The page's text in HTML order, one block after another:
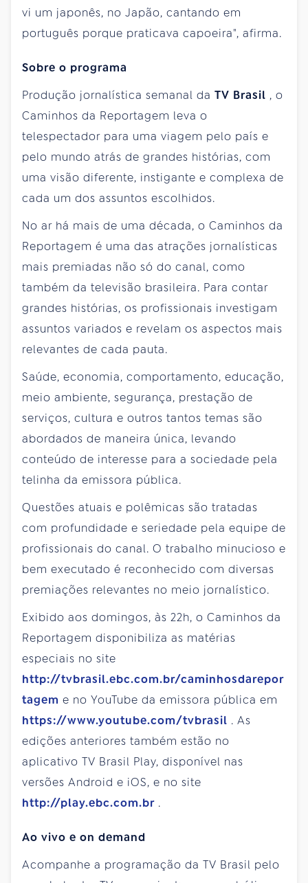
vi um japonês, no Japão, cantando em
português porque praticava capoeira", afirma.
Sobre o programa
Produção jornalística semanal da TV Brasil , o
Caminhos da Reportagem leva o
telespectador para uma viagem pelo país e
pelo mundo atrás de grandes histórias, com
uma visão diferente, instigante e complexa de
cada um dos assuntos escolhidos.
No ar há mais de uma década, o Caminhos da
Reportagem é uma das atrações jornalísticas
mais premiadas não só do canal, como
também da televisão brasileira. Para contar
grandes histórias, os profissionais investigam
assuntos variados e revelam os aspectos mais
relevantes de cada pauta.
Saúde, economia, comportamento, educação,
meio ambiente, segurança, prestação de
serviços, cultura e outros tantos temas são
abordados de maneira única, levando
conteúdo de interesse para a sociedade pela
telinha da emissora pública.
Questões atuais e polêmicas são tratadas
com profundidade e seriedade pela equipe de
profissionais do canal. O trabalho minucioso e
bem executado é reconhecido com diversas
premiações relevantes no meio jornalístico.
Exibido aos domingos, às 22h, o Caminhos da
Reportagem disponibiliza as matérias
especiais no site
http://tvbrasil.ebc.com.br/caminhosdarepor
tagem e no YouTube da emissora pública em
https://www.youtube.com/tvbrasil . As
edições anteriores também estão no
aplicativo TV Brasil Play, disponível nas
versões Android e iOS, e no site
http://play.ebc.com.br .
Ao vivo e on demand
Acompanhe a programação da TV Brasil pelo